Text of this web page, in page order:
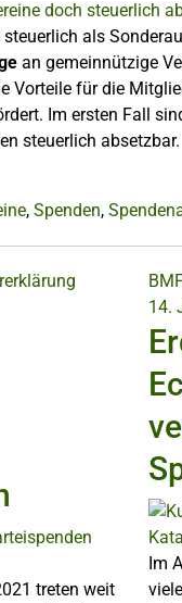
als
an gemeinnützige
Vorteile für die
Im ersten Fall
steuerlich absetzbar.
, Spenden,
treten weit
14.
Im